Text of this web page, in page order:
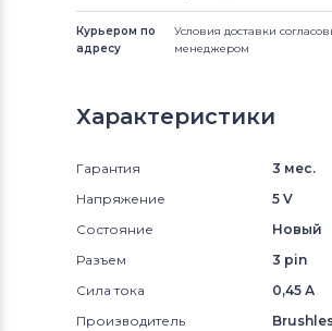
Курьером по
адресу
Условия доставки
менеджером
Характеристики
Гарантия
3 мес.
Напряжение
5 V
Состояние
Новый
Разъем
3 pin
Сила тока
0,45 А
Производитель